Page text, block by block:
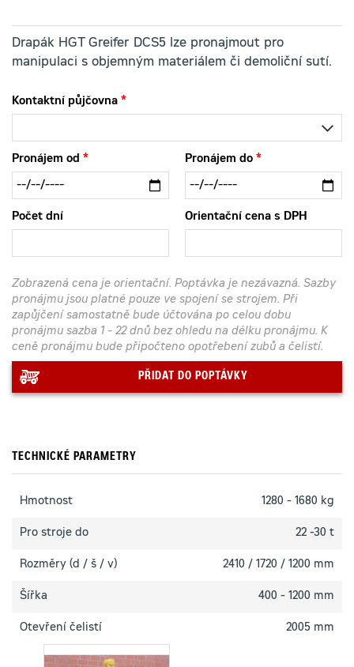
Drapák HGT Greifer DCS5 lze pronajmout pro
manipulaci s objemným materiálem či demoliční sutí.
Kontaktní půjčovna
Pronájem od Pronájem do
Počet dní Orientační cena s DPH
Zobrazená cena je orientační. Poptávka je nezávazná. Sazby
pronájmu jsou platné pouze ve spojení se strojem. Při
zapůjčení samostatně bude účtována po celou dobu
pronájmu sazba 1 - 22 dnů bez ohledu na délku pronájmu. K
ceně pronájmu bude připočteno opotřebení zubů a čelistí.
PŘIDAT DO POPTÁVKY
TECHNICKÉ PARAMETRY
Hmotnost 1280 - 1680 kg
Pro stroje do 22 -30 t
Rozměry (d / š / v) 2410 / 1720 / 1200 mm
Šířka 400 - 1200 mm
Otevření čelistí 2005 mm